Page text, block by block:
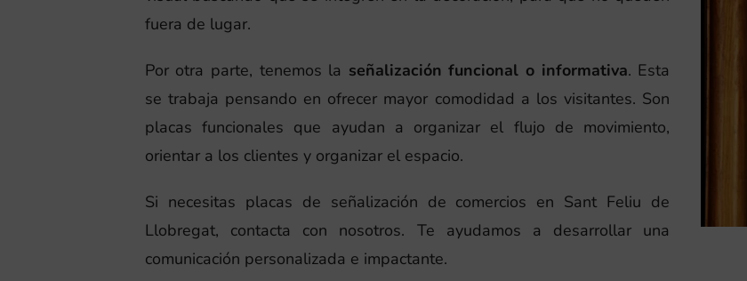
fuera de lugar.
Por otra parte, tenemos la señalización funcional o informativa. Esta
se trabaja pensando en ofrecer mayor comodidad a los visitantes. Son
placas funcionales que ayudan a organizar el flujo de movimiento,
orientar a los clientes y organizar el espacio.
Si necesitas placas de señalización de comercios en Sant Feliu de
Llobregat, contacta con nosotros. Te ayudamos a desarrollar una
comunicación personalizada e impactante.